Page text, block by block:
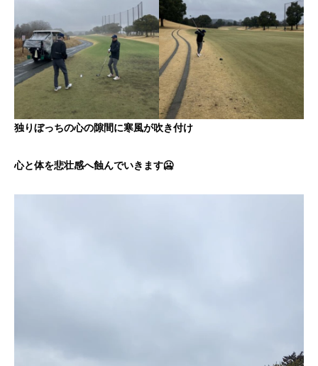
独りぼっちの心の隙間に寒風が吹き付け
心と体を悲壮感へ蝕んでいきます🥶